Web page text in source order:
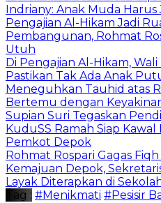
Indriany: Anak Muda
Pengajian Al-Hikam Jadi
Pembangunan, Rohmat
Utuh
Di Pengajian Al-Hikam,
Pastikan Tak Ada Anak
Meneguhkan Tauhid atas
Bertemu dengan
Supian Suri Tegaskan
KuduSS Ramah Siap
Pemkot Depok
Rohmat Rospari Gagas
Kemajuan Depok,
Layak Diterapkan di
Tag : #Menikmati #Pesisir